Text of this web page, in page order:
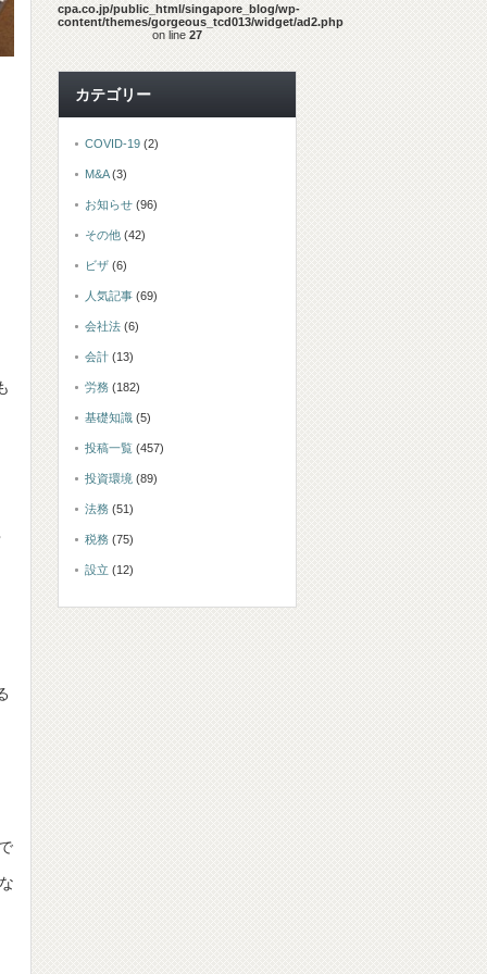
cpa.co.jp/public_html/singapore_blog/wp-
content/themes/gorgeous_tcd013/widget/ad2.php
on line 27
カテゴリー
COVID-19 (2)
M&A(3)
お知らせ (96)
その他 (42)
ビザ (6)
人気記事 (69)
会社法 (6)
会計 (13)
労務 (182)
基礎知識 (5)
投稿一覧 (457)
投資環境 (89)
法務 (51)
税務 (75)
設立 (12)